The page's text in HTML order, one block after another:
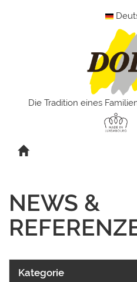
Die Tradition eines
NEWS &
Kategorie